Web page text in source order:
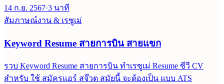
14 ก.ย. 2567·3 นาที
สัมภาษณ์งาน & เรซูเม่
Keyword Resume สายการบิน สายแขก
รวบ Keyword Resume สายการบิน ทำเรซูเม่ Resume ซีวี CV
สำหรับ ใช้ สมัครแอร์ สจ๊วต สมัยนี้ จะต้องเป็น แบบ ATS